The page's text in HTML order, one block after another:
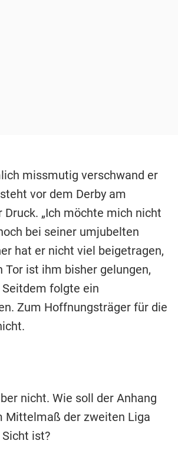
missmutig verschwand er
vor dem Derby am
„Ich möchte mich nicht
bei seiner umjubelten
hat er nicht viel beigetragen,
Tor ist ihm bisher gelungen,
folgte ein
Zum Hoffnungsträger für die
nicht. Wie soll der Anhang
Mittelmaß der zweiten Liga
ist?